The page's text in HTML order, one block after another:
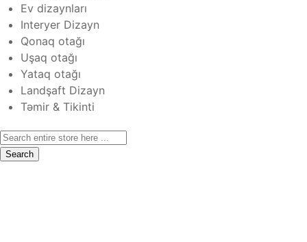
Ev dizaynları
Interyer Dizayn
Qonaq otağı
Uşaq otağı
Yataq otağı
Landşaft Dizayn
Təmir & Tikinti
Search